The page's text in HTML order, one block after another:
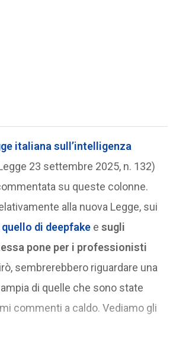
italiana sull’intelligenza
23 settembre 2025, n. 132)
su queste colonne.
alla nuova Legge, sui
di deepfake esugli
pone per i professionisti
sembrerebbero riguardare una
di quelle che sono state
commenti a caldo. Vediamo gli